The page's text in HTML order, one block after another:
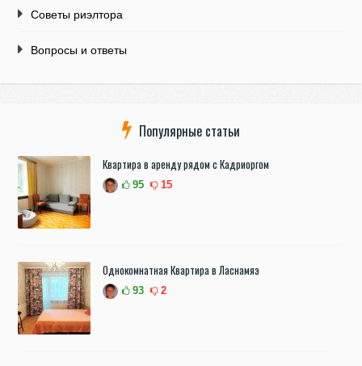
Советы риэлтора
Вопросы и ответы
Популярные статьи
Квартира в аренду рядом с Кадриоргом
95 15
Однокомнатная Квартира в Ласнамяэ
93 2